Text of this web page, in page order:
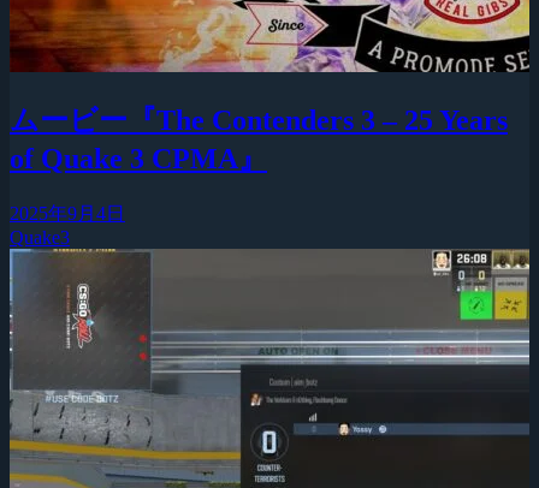
ムービー『The Contenders 3 – 25 Years
of Quake 3 CPMA』
2025年9月4日
Quake3